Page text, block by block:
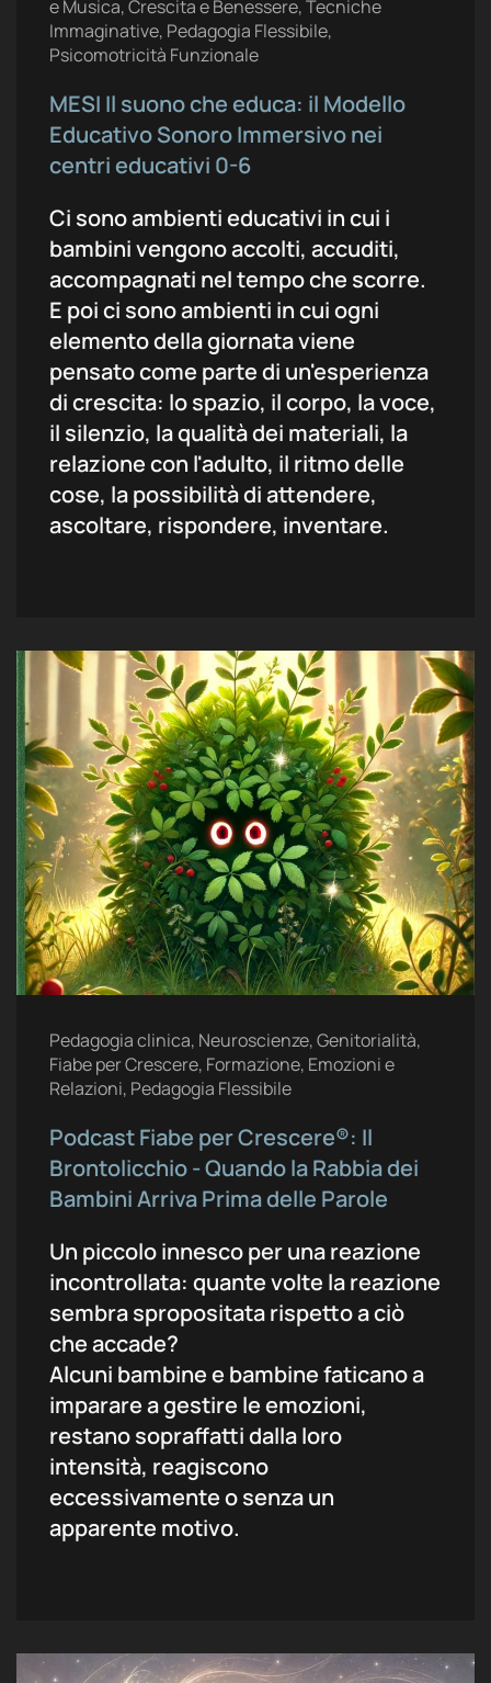
e Musica, Crescita e Benessere, Tecniche
Immaginative, Pedagogia Flessibile,
Psicomotricità Funzionale
MESI Il suono che educa: il Modello
Educativo Sonoro Immersivo nei
centri educativi 0-6
Ci sono ambienti educativi in cui i
bambini vengono accolti, accuditi,
accompagnati nel tempo che scorre.
E poi ci sono ambienti in cui ogni
elemento della giornata viene
pensato come parte di un'esperienza
di crescita: lo spazio, il corpo, la voce,
il silenzio, la qualità dei materiali, la
relazione con l'adulto, il ritmo delle
cose, la possibilità di attendere,
ascoltare, rispondere, inventare.
Pedagogia clinica, Neuroscienze, Genitorialità,
Fiabe per Crescere, Formazione, Emozioni e
Relazioni, Pedagogia Flessibile
Podcast Fiabe per Crescere®: Il
Brontolicchio - Quando la Rabbia dei
Bambini Arriva Prima delle Parole
Un piccolo innesco per una reazione
incontrollata: quante volte la reazione
sembra spropositata rispetto a ciò
che accade?
Alcuni bambine e bambine faticano a
imparare a gestire le emozioni,
restano sopraffatti dalla loro
intensità, reagiscono
eccessivamente o senza un
apparente motivo.